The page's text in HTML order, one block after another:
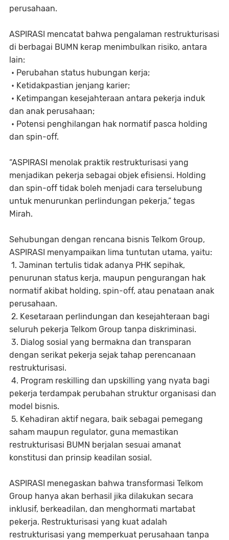
perusahaan.
ASPIRASI mencatat bahwa pengalaman restrukturisasi
di berbagai BUMN kerap menimbulkan risiko, antara
lain:
• Perubahan status hubungan kerja;
• Ketidakpastian jenjang karier;
• Ketimpangan kesejahteraan antara pekerja induk
dan anak perusahaan;
• Potensi penghilangan hak normatif pasca holding
dan spin-off.
“ASPIRASI menolak praktik restrukturisasi yang
menjadikan pekerja sebagai objek efisiensi. Holding
dan spin-off tidak boleh menjadi cara terselubung
untuk menurunkan perlindungan pekerja,” tegas
Mirah.
Sehubungan dengan rencana bisnis Telkom Group,
ASPIRASI menyampaikan lima tuntutan utama, yaitu:
1. Jaminan tertulis tidak adanya PHK sepihak,
penurunan status kerja, maupun pengurangan hak
normatif akibat holding, spin-off, atau penataan anak
perusahaan.
2. Kesetaraan perlindungan dan kesejahteraan bagi
seluruh pekerja Telkom Group tanpa diskriminasi.
3. Dialog sosial yang bermakna dan transparan
dengan serikat pekerja sejak tahap perencanaan
restrukturisasi.
4. Program reskilling dan upskilling yang nyata bagi
pekerja terdampak perubahan struktur organisasi dan
model bisnis.
5. Kehadiran aktif negara, baik sebagai pemegang
saham maupun regulator, guna memastikan
restrukturisasi BUMN berjalan sesuai amanat
konstitusi dan prinsip keadilan sosial.
ASPIRASI menegaskan bahwa transformasi Telkom
Group hanya akan berhasil jika dilakukan secara
inklusif, berkeadilan, dan menghormati martabat
pekerja. Restrukturisasi yang kuat adalah
restrukturisasi yang memperkuat perusahaan tanpa